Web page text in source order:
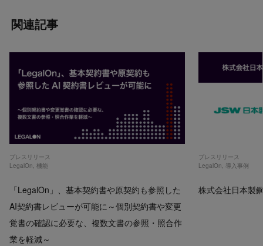
関連記事
プレスリリース
LegalOn,機能
「LegalOn」、基本契約書や原契約も参照した
AI契約書レビューが可能に～個別契約書や変更
覚書の確認に必要な、複数文書の参照・照合作
業を軽減～
プレスリリース
LegalOn, 導入事例
株式会社日本製